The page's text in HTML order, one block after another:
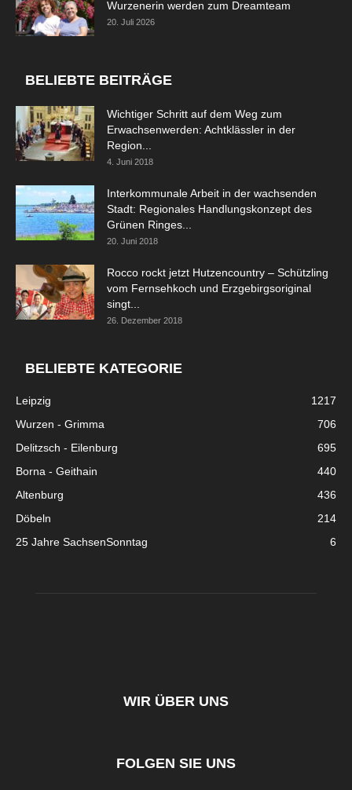
Wurzenerin werden zum Dreamteam
20. Juli 2026
BELIEBTE BEITRÄGE
Wichtiger Schritt auf dem Weg zum
Erwachsenwerden: Achtklässler in der
Region...
4. Juni 2018
Interkommunale Arbeit in der wachsenden
Stadt: Regionales Handlungskonzept des
Grünen Ringes...
20. Juni 2018
Rocco rockt jetzt Hutzencountry – Schützling
vom Fernsehkoch und Erzgebirgsoriginal
singt...
26. Dezember 2018
BELIEBTE KATEGORIE
Leipzig
1217
Wurzen - Grimma
706
Delitzsch - Eilenburg
695
Borna - Geithain
440
Altenburg
436
Döbeln
214
25 Jahre SachsenSonntag
6
WIR ÜBER UNS
FOLGEN SIE UNS